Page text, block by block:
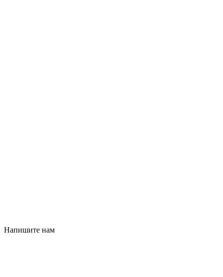
Напишите нам